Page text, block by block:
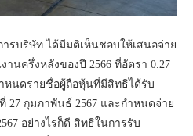
บริษัท ได้มีมติเห็นชอบให้เสนอจ่าย
นครึ่งหลังของปี 2566 ที่อัตรา 0.27
หนดรายชื่อผู้ถือหุ้นที่มีสิทธิได้รับ
27 กุมภาพันธ์ 2567 และกำหนดจ่าย
อย่างไรก็ดี สิทธิในการรับ